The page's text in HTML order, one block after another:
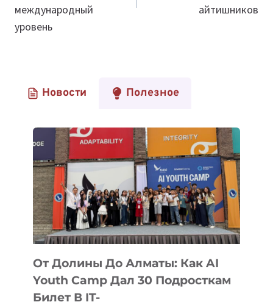
международный
уровень
айтишников
Новости Полезное
От Долины До Алматы: Как AI
Youth Camp Дал 30 Подросткам
Билет В IT-